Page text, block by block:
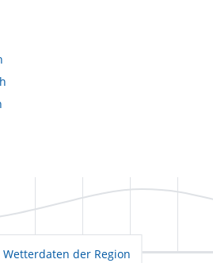
der Region